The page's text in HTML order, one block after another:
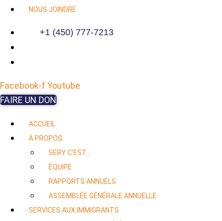
NOUS JOINDRE
+1 (450) 777-7213
Facebook-fYoutube
FAIRE UN DON
ACCUEIL
À PROPOS
SERY C’EST…
ÉQUIPE
RAPPORTS ANNUELS
ASSEMBLÉE GÉNÉRALE ANNUELLE
SERVICES AUX IMMIGRANTS